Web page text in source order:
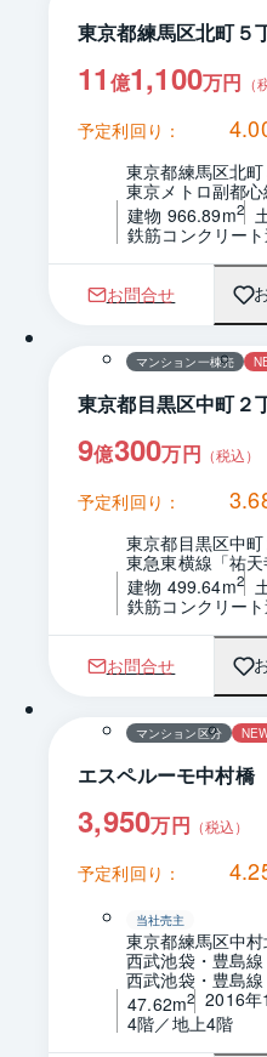
東京都練馬区北町５
11 億1,100万円 （
予定利回り：
東京都練馬区北
東京メトロ副都
建物 966.89m2
鉄筋コンクリー
お問合せ
マンション一棟売
東京都目黒区中町２
9億300万円 （税込）
予定利回り：
東京都目黒区中
東急東横線「祐
建物 499.64m2
鉄筋コンクリー
お問合せ
マンション区分
エスペルーモ中村橋
3,950万円 （税込）
予定利回り：
当社売主
東京都練馬区中
西武池袋・豊島
西武池袋・豊島
47.62m2 2016年
4階／地上4階